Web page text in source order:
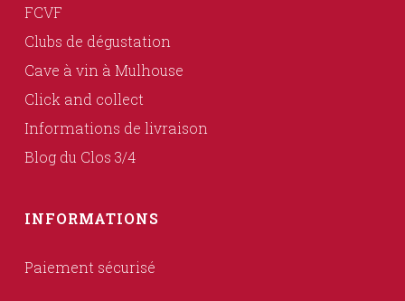
FCVF
Clubs de dégustation
Cave à vin à Mulhouse
Click and collect
Informations de livraison
Blog du Clos 3/4
INFORMATIONS
Paiement sécurisé